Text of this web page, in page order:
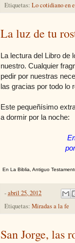
Etiquetas: Lo cotidiano en
La luz de tu
La lectura del Libro
nuestro. Cualquier
pedir por nuestras
las gracias por todo lo
Este pequeñísimo
a dormir por la noche:
En La Biblia, Antiguo
-abril 25, 2012
Etiquetas: Miradas a la fe
San Jorge, las